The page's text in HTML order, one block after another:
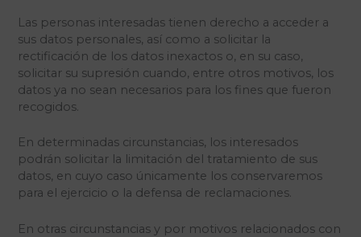
Las personas interesadas tienen derecho a acceder a
sus datos personales, así como a solicitar la
rectificación de los datos inexactos o, en su caso,
solicitar su supresión cuando, entre otros motivos, los
datos ya no sean necesarios para los fines que fueron
recogidos.
En determinadas circunstancias, los interesados
podrán solicitar la limitación del tratamiento de sus
datos, en cuyo caso únicamente los conservaremos
para el ejercicio o la defensa de reclamaciones.
En otras circunstancias y por motivos relacionados con